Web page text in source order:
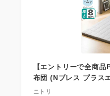
【エントリーで全商
布団 (Nブレス プラス
ニトリ